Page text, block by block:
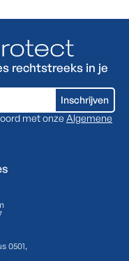
rechtstreeks in je
met onze Algemene
0501,